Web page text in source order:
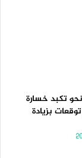
تكبد خسارة
بزيادة